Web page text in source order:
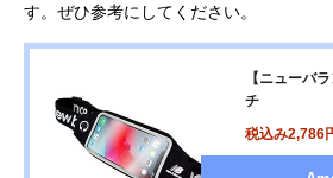
す。ぜひ参考にしてください。
【ニューバ
チ
税込み2,786